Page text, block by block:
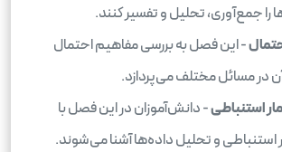
را جمع‌آوری، تحلیل و تفسیر کنند.
- این فصل به بررسی مفاهیم احتمال
در مسائل مختلف می‌پردازد.
استنباطی- دانش‌آموزان در این فصل با
و تحلیل داده‌ها آشنا می‌شوند.